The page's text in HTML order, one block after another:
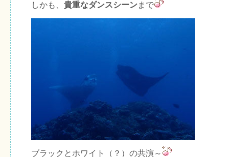
しかも、 貴重なダンスシーンまで
ブラックとホワイト（？）の共演～